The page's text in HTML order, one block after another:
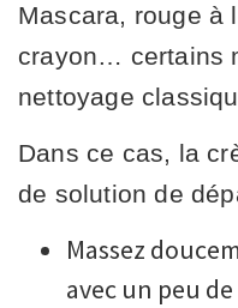
Mascara, rouge à
crayon… certains
nettoyage
Dans ce cas, la
de solution de
Massez
avec un peu